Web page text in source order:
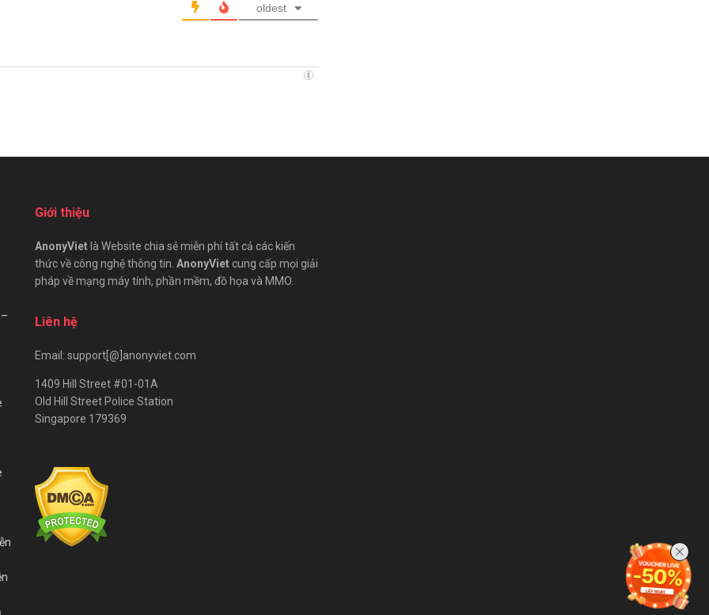
oldest
Giới thiệu
AnonyViet là Website chia sẻ miễn phí tất cả các kiến
thức về công nghệ thông tin. AnonyViet cung cấp mọi giải
pháp về mạng máy tính, phần mềm, đồ họa và MMO.
Liên hệ
Email: support[@]anonyviet.com
1409 Hill Street #01-01A
Old Hill Street Police Station
Singapore 179369